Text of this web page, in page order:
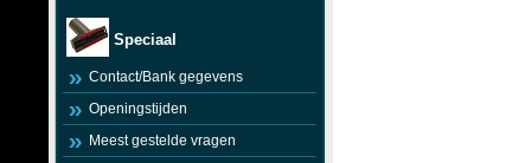
Speciaal
Contact/Bank gegevens
Openingstijden
Meest gestelde vragen